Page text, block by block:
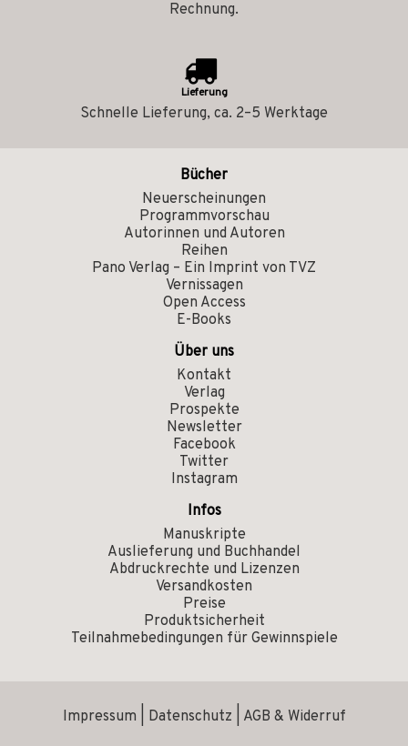
Rechnung.
Lieferung
Schnelle Lieferung, ca. 2–5 Werktage
Bücher
Neuerscheinungen
Programmvorschau
Autorinnen und Autoren
Reihen
Pano Verlag – Ein Imprint von TVZ
Vernissagen
Open Access
E-Books
Über uns
Kontakt
Verlag
Prospekte
Newsletter
Facebook
Twitter
Instagram
Infos
Manuskripte
Auslieferung und Buchhandel
Abdruckrechte und Lizenzen
Versandkosten
Preise
Produktsicherheit
Teilnahmebedingungen für Gewinnspiele
Impressum Datenschutz AGB & Widerruf